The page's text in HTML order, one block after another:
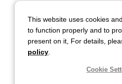
サイトマップ
アカウントポリシー
著作権について
都庁総合ページへのリンク
This website uses cookies
to function properly and to
present on it, For details,
policy
Cookie